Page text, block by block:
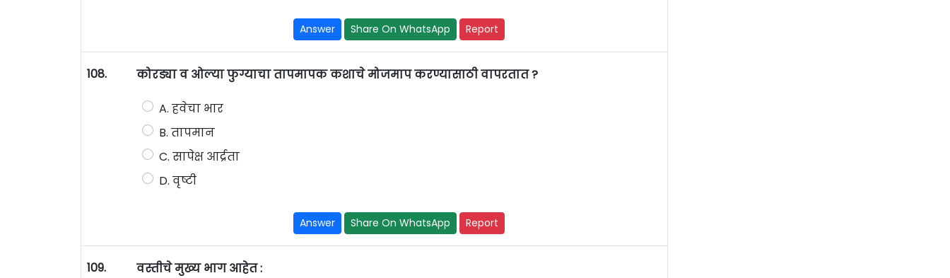
Answer Share On WhatsApp Report
108. कोरड्या व ओल्या फुग्याचा तापमापक कशाचे मोजमाप करण्यासाठी वापरतात ?
A. हवेचा भार
B. तापमान
C. सापेक्ष आर्द्रता
D. वृष्टी
Answer Share On WhatsApp Report
109.
वस्तीचे मुख्य भाग आहेत :